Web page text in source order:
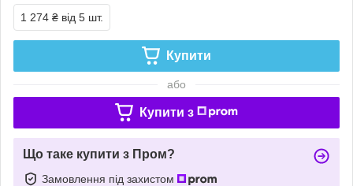
1 274 ₴ від 5 шт.
Купити
або
Купити з
Що таке купити з Пром?
Замовлення під захистом